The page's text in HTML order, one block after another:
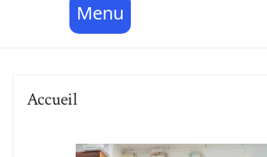
Menu
Accueil